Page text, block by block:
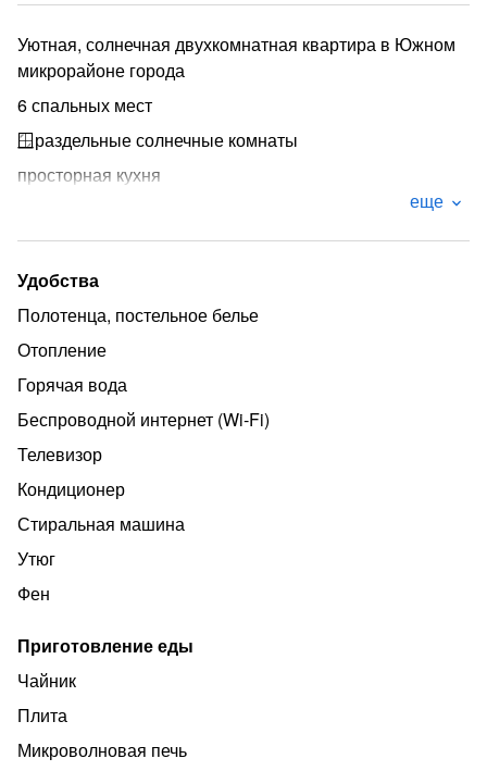
Уютная, солнечная двухкомнатная квартира в Южном
микрорайоне города
6 спальных мест
🪟раздельные солнечные комнаты
просторная кухня
✅Для гостей: бытовая техника, посуда и кухонные
приборы, чистое постельное белье и полотенца,
средства гигиены, ☕ чай и сахар , 🆓 бесплатный wi-fi,
чистая питьевая вода.
‍➡️ Рядом ТЦ Южный парк, фитнес-клуб Наутилус, МФЦ,
магазины и поликлиники, салоны красоты.
еще
Удобства
Полотенца, постельное белье
Отопление
Горячая вода
Беспроводной интернет (Wi‑Fi)
Телевизор
Кондиционер
Стиральная машина
Утюг
Фен
Приготовление еды
Чайник
Плита
Микроволновая печь